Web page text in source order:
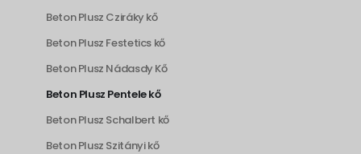
Beton Plusz Cziráky kő
Beton Plusz Festetics kő
Beton Plusz Nádasdy Kő
Beton Plusz Pentele kő
Beton Plusz Schalbert kő
Beton Plusz Szitányi kő